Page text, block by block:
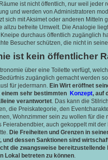
ist nicht öffentlich, nur weil jeder
und werden von Administratoren
sich mit Aksimet oder anderen Mitteln
allzu befreite Umwelt. Die Analogie
durchaus öffentlich zugänglich
Besucher schützen, die nicht in
ist kein öffentlicher
über eine Toilette verfügt,
zugänglich gemacht werden
für jedermann. Ein Wirt eröffnet
sehr bestimmten Konzept, auf
verantwortet. Das kann die
die Preiskategorie, den
Wohnzimmer sein zu wollen für die
Feierabendbier, auch gekoppelt mit der
Die Freiheiten und Grenzen in
und dessen Sanktionen sind
die zwangsweise bereitzustellende
Lokal betreten zu können.